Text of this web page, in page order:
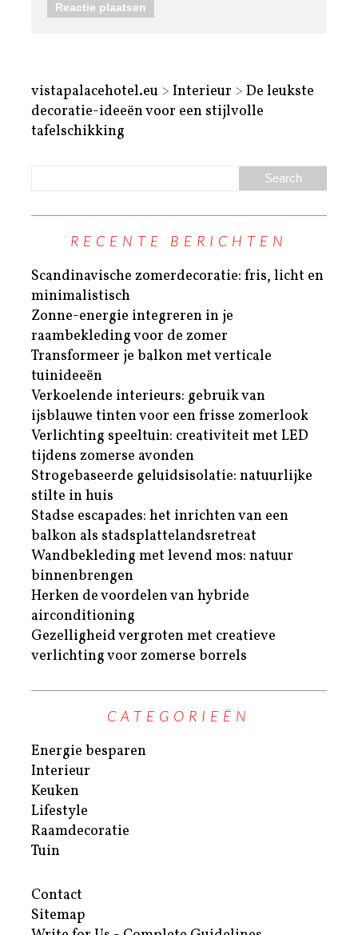
vistapalacehotel.eu > Interieur > De leukste
decoratie-ideeën voor een stijlvolle
tafelschikking
RECENTE BERICHTEN
Scandinavische zomerdecoratie: fris, licht en
minimalistisch
Zonne-energie integreren in je
raambekleding voor de zomer
Transformeer je balkon met verticale
tuinideeën
Verkoelende interieurs: gebruik van
ijsblauwe tinten voor een frisse zomerlook
Verlichting speeltuin: creativiteit met LED
tijdens zomerse avonden
Strogebaseerde geluidsisolatie: natuurlijke
stilte in huis
Stadse escapades: het inrichten van een
balkon als stadsplattelandsretreat
Wandbekleding met levend mos: natuur
binnenbrengen
Herken de voordelen van hybride
airconditioning
Gezelligheid vergroten met creatieve
verlichting voor zomerse borrels
CATEGORIEËN
Energie besparen
Interieur
Keuken
Lifestyle
Raamdecoratie
Tuin
Contact
Sitemap